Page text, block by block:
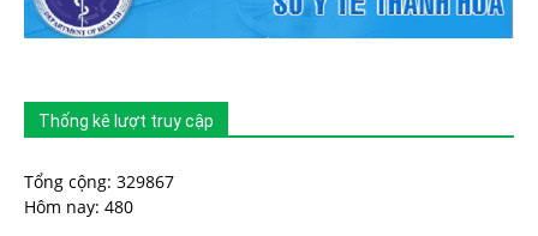
Thống kê lượt truy cập
Tổng cộng: 329867
Hôm nay: 480